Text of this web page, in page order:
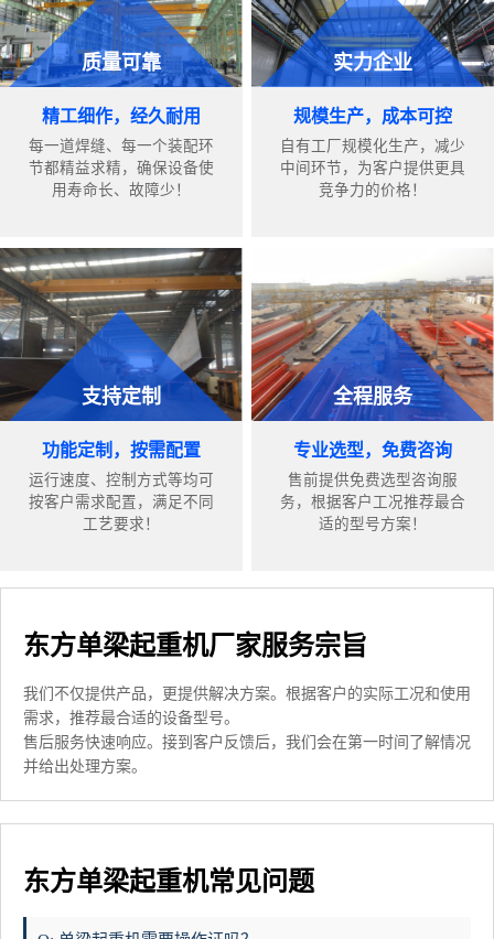
质量可靠
精工细作，经久耐用
每一道焊缝、每一个装配环
节都精益求精，确保设备使
用寿命长、故障少！
实力企业
规模生产，成本可控
自有工厂规模化生产，减少
中间环节，为客户提供更具
竞争力的价格！
支持定制
功能定制，按需配置
运行速度、控制方式等均可
按客户需求配置，满足不同
工艺要求！
全程服务
专业选型，免费咨询
售前提供免费选型咨询服
务，根据客户工况推荐最合
适的型号方案！
东方单梁起重机厂家服务宗旨
我们不仅提供产品，更提供解决方案。根据客户的实际工况和使用
需求，推荐最合适的设备型号。
售后服务快速响应。接到客户反馈后，我们会在第一时间了解情况
并给出处理方案。
东方单梁起重机常见问题